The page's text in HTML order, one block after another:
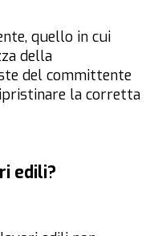
quello in cui
della
del committente
la corretta
edili?